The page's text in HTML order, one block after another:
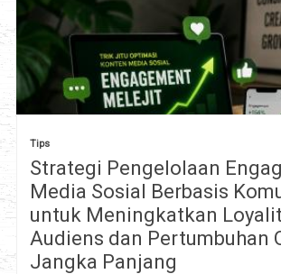
Tips
Strategi Pengelolaan
Media Sosial Berbasis
untuk Meningkatkan
Audiens dan Pertumbuhan
Jangka Panjang